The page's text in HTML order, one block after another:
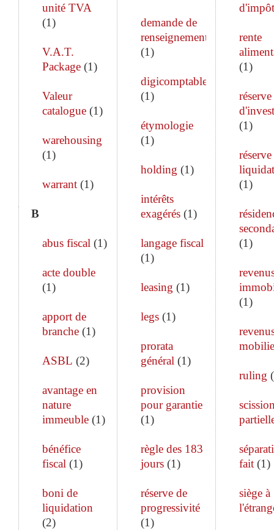
unité TVA
(1)
V.A.T.
Package (1)
Valeur
catalogue (1)
warehousing
(1)
warrant (1)
B
abus fiscal (1)
acte double
(1)
apport de
branche (1)
ASBL (2)
avantage en
nature
immeuble (1)
bénéfice
fiscal (1)
boni de
liquidation
(2)
demande de
renseignements
(1)
digicomptable
(1)
étymologie
(1)
holding (1)
intérêts
exagérés(1)
langage fiscal
(1)
leasing (1)
legs(1)
prorata
général (1)
provision
pour garantie
(1)
règle des 183
jours(1)
réserve de
progressivité
(1)
d'impôt
rente
(1)
réserve
(1)
(1)
(1)
(1)
ruling (
fait(1)
siège à